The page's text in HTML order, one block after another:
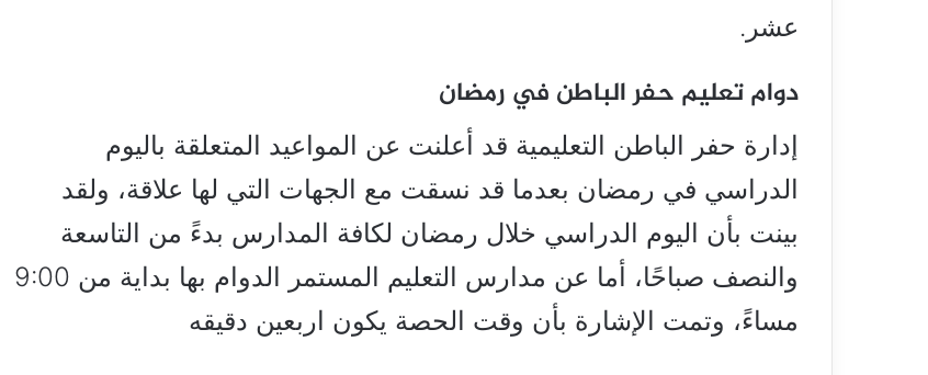
عشر.
دوام تعليم حفر الباطن في رمضان
إدارة حفر الباطن التعليمية قد أعلنت عن المواعيد المتعلقة باليوم
الدراسي في رمضان بعدما قد نسقت مع الجهات التي لها علاقة، ولقد
بينت بأن اليوم الدراسي خلال رمضان لكافة المدارس بدءً من التاسعة
والنصف صباحًا، أما عن مدارس التعليم المستمر الدوام بها بداية من 9:00
مساءً، وتمت الإشارة بأن وقت الحصة يكون اربعين دقيقه